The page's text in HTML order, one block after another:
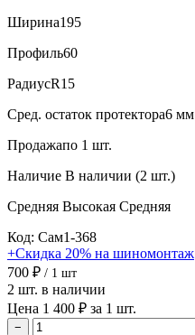
Ширина195
Профиль60
РадиусR15
Сред. остаток протектора6 мм
Продажапо 1 шт.
Наличие В наличии (2 шт.)
Средняя Высокая Средняя
Код: Сам1-368
+Скидка 20% на шиномонтаж
700 ₽ / 1 шт
2 шт. в наличии
Цена 1 400 ₽ за 1 шт.
−